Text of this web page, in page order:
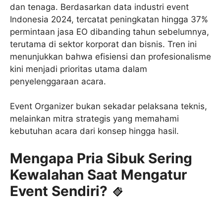
dan tenaga. Berdasarkan data industri event
Indonesia 2024, tercatat peningkatan hingga 37%
permintaan jasa EO dibanding tahun sebelumnya,
terutama di sektor korporat dan bisnis. Tren ini
menunjukkan bahwa efisiensi dan profesionalisme
kini menjadi prioritas utama dalam
penyelenggaraan acara.
Event Organizer bukan sekadar pelaksana teknis,
melainkan mitra strategis yang memahami
kebutuhan acara dari konsep hingga hasil.
Mengapa Pria Sibuk Sering
Kewalahan Saat Mengatur
Event Sendiri?